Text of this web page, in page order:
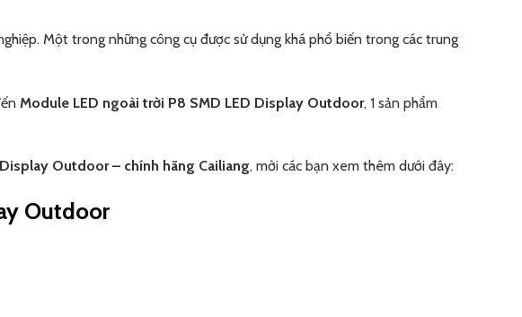
Một trong những công cụ được sử dụng khá phổ biến trong các trung
Module LED ngoài trời P8 SMD LED Display Outdoor, 1 sản phẩm
Outdoor – chính hãng Cailiang, mời các bạn xem thêm dưới đây:
Outdoor